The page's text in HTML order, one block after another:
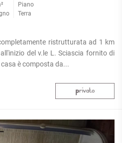
Piano
Terra
ristrutturata ad 1 km
del v.le L. Sciascia fornito di
è composta da...